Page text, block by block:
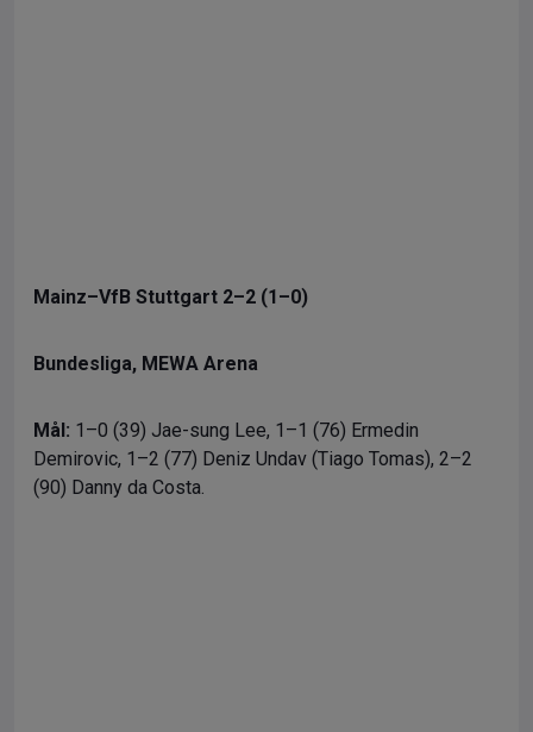
Mainz–VfB Stuttgart 2–2 (1–0)
Bundesliga, MEWA Arena
Mål: 1–0 (39) Jae-sung Lee, 1–1 (76) Ermedin
Demirovic, 1–2 (77) Deniz Undav (Tiago Tomas), 2–2
(90) Danny da Costa.